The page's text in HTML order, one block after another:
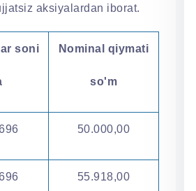
aksiyalardan iborat.
soni Nominal qiymati
so'm
50.000,00
55.918,00